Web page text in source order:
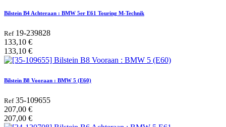
Bilstein B4 Achteraan : BMW 5er E61 Touring M-Technik
Ref 19-239828
133,10 €
133,10 €
Bilstein B8 Vooraan : BMW 5 (E60)
Ref 35-109655
207,00 €
207,00 €